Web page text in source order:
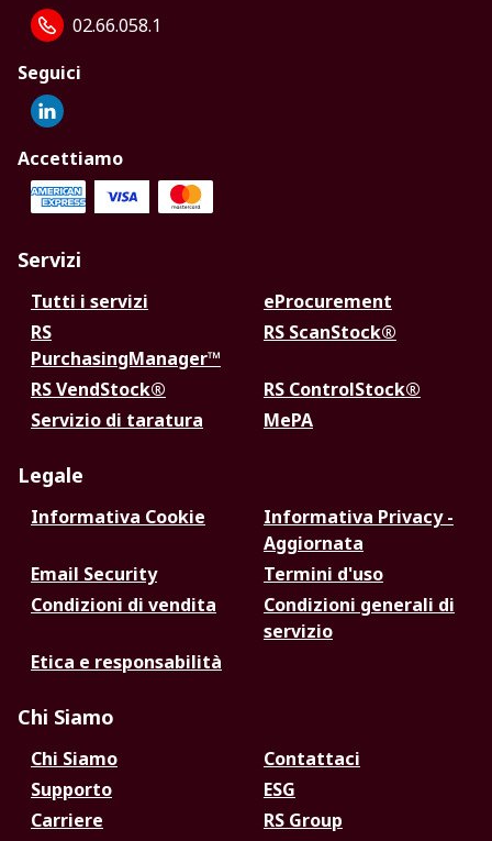
02.66.058.1
Seguici
Accettiamo
Servizi
Tutti i servizi
eProcurement
RS
PurchasingManager™
RS ScanStock®
RS VendStock®
RS ControlStock®
Servizio di taratura
MePA
Legale
Informativa Cookie
Informativa Privacy -
Aggiornata
Email Security
Termini d'uso
Condizioni di vendita
Condizioni generali di
servizio
Etica e responsabilità
Chi Siamo
Chi Siamo
Contattaci
Supporto
ESG
Carriere
RS Group